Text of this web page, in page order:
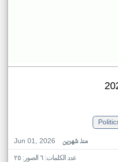
Jun 01, 2026
منذ شهرين
عدد الكلمات: ٦ الصور: ٢٥